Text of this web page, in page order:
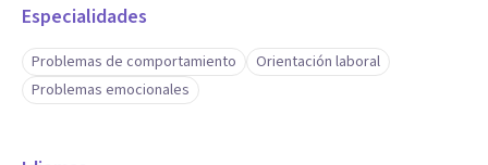
Especialidades
Problemas de comportamiento
Orientación laboral
Problemas emocionales